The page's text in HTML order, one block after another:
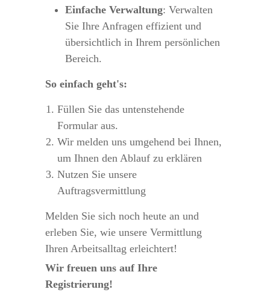
Einfache Verwaltung: Verwalten
Sie Ihre Anfragen effizient und
übersichtlich in Ihrem persönlichen
Bereich.
So einfach geht's:
Füllen Sie das untenstehende
Formular aus.
Wir melden uns umgehend bei Ihnen,
um Ihnen den Ablauf zu erklären
Nutzen Sie unsere
Auftragsvermittlung
Melden Sie sich noch heute an und
erleben Sie, wie unsere Vermittlung
Ihren Arbeitsalltag erleichtert!
Wir freuen uns auf Ihre
Registrierung!